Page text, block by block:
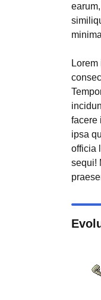
facere
ipsa
officia
sequi!